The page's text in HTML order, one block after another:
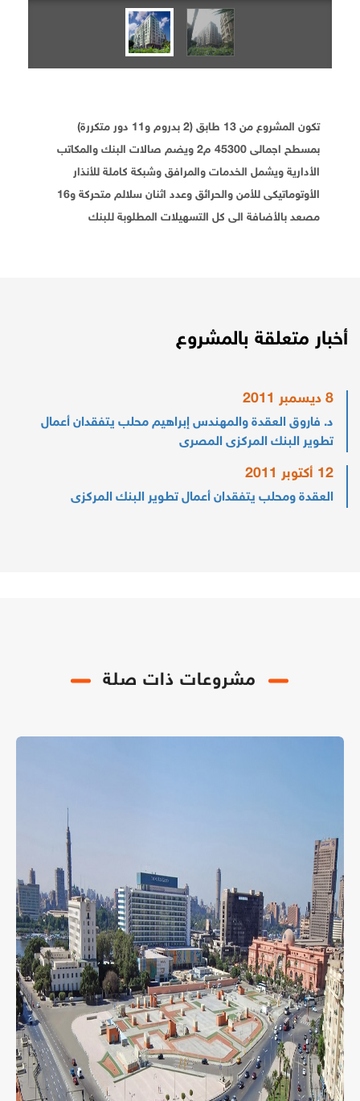
تكون المشروع من 13 طابق (2 بدروم و11 دور متكررة)
بمسطح اجمالى 45300 م2 ويضم صالات البنك والمكاتب
الأدارية ويشمل الخدمات والمرافق وشبكة كاملة للأنذار
الأوتوماتيكى للأمن والحرائق وعدد اثنان سلالم متحركة و16
مصعد بالأضافة الى كل التسهيلات المطلوبة للبنك
أخبار متعلقة بالمشروع
8 ديسمبر 2011
د. فاروق العقدة والمهندس إبراهيم محلب يتفقدان أعمال
تطوير البنك المركزى المصرى
12 أكتوبر 2011
العقدة ومحلب يتفقدان أعمال تطوير البنك المركزى
مشروعات ذات صلة